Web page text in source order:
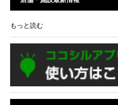
もっと読む